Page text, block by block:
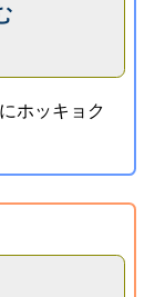
ホッキョク